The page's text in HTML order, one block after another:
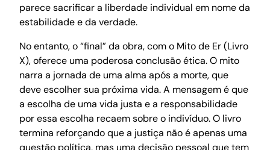
parece sacrificar a liberdade individual em nome da
estabilidade e da verdade.
No entanto, o “final” da obra, com o Mito de Er (Livro
X), oferece uma poderosa conclusão ética. O mito
narra a jornada de uma alma após a morte, que
deve escolher sua próxima vida. A mensagem é que
a escolha de uma vida justa e a responsabilidade
por essa escolha recaem sobre o indivíduo. O livro
termina reforçando que a justiça não é apenas uma
questão política, mas uma decisão pessoal que tem